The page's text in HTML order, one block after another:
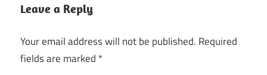
Leave a Reply
Your email address will not be published. Required
fields are marked *